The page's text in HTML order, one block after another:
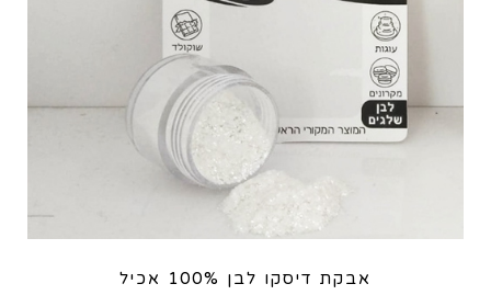
אבקת דיסקו לבן 100% אכיל